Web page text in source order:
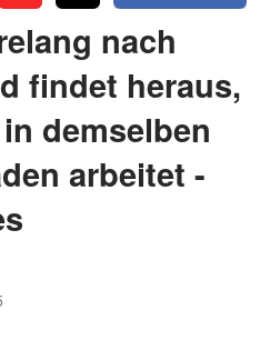
nach
findet heraus,
demselben
arbeitet -